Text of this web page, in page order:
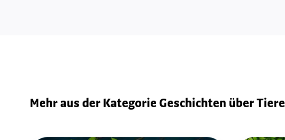
Mehr aus der Kategorie Geschichten über Tiere